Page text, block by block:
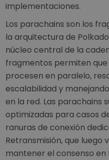
implementaciones.
Los parachains son los
la arquitectura de
núcleo central de la
fragmentos permiten
procesen en paralelo,
escalabilidad y
en la red. Las parachains
optimizadas para casos
ranuras de conexión
Retransmisión, que luego
mantener el consenso